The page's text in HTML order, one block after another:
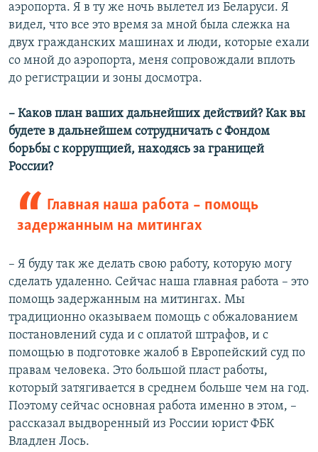
аэропорта. Я в ту же ночь вылетел из Беларуси. Я
видел, что все это время за мной была слежка на
двух гражданских машинах и люди, которые ехали
со мной до аэропорта, меня сопровождали вплоть
до регистрации и зоны досмотра.
–​ Каков план ваших дальнейших действий? Как вы
будете в дальнейшем сотрудничать с Фондом
борьбы с коррупцией, находясь за границей
России?
Главная наша работа – помощь
задержанным на митингах
– Я буду так же делать свою работу, которую могу
сделать удаленно. Сейчас наша главная работа – это
помощь задержанным на митингах. Мы
традиционно оказываем помощь с обжалованием
постановлений суда и с оплатой штрафов, и с
помощью в подготовке жалоб в Европейский суд по
правам человека. Это большой пласт работы,
который затягивается в среднем больше чем на год.
Поэтому сейчас основная работа именно в этом, –
рассказал выдворенный из России юрист ФБК
Владлен Лось.